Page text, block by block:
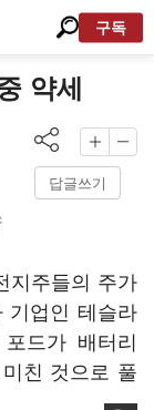
구독
약세
답글쓰기
지주들의 주가
기업인 테슬라
드가 배터리
친 것으로 풀